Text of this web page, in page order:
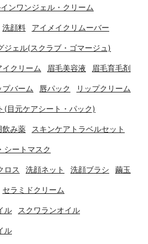
ンワンジェル・クリーム
洗顔料 アイメイクリムーバー
ジェル(スクラブ・ゴマージュ)
イクリーム 眉毛美容液 眉毛育毛剤
プバーム 唇パック リップクリーム
(目元ケアシート・パック)
飲み薬 スキンケアトラベルセット
シートマスク
ロス 洗顔ネット 洗顔ブラシ 繭玉
セラミドクリーム
ル スクワランオイル
ル